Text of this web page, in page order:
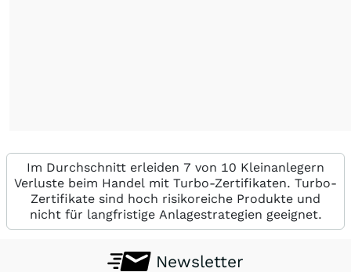
Im Durchschnitt erleiden 7 von 10 Kleinanlegern
Verluste beim Handel mit Turbo-Zertifikaten. Turbo-
Zertifikate sind hoch risikoreiche Produkte und
nicht für langfristige Anlagestrategien geeignet.
Newsletter